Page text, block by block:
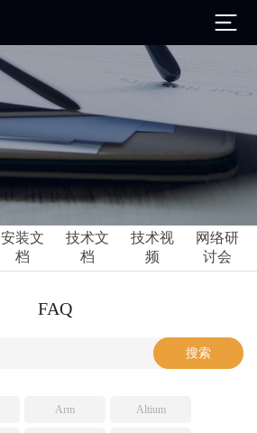
安装文
档
技术文
档
技术视
频
网络研
讨会
FAQ
Arm Altium